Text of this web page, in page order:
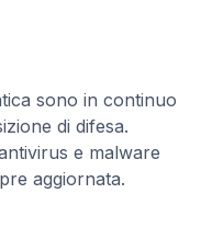
sono in continuo
di difesa.
e malware
aggiornata.